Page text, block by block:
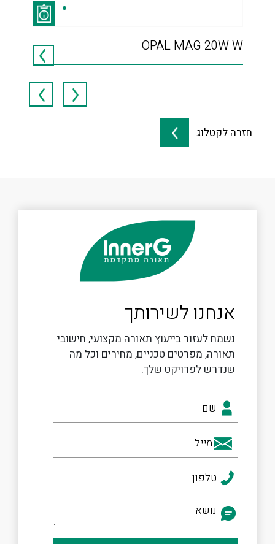
OPAL MAG 20W W
חזרה לקטלוג
אנחנו לשירותך
נשמח לעזור בייעוץ תאורה מקצועי, חישובי
תאורה, מפרטים טכניים, מחירים וכל מה
שנדרש לפרויקט שלך.